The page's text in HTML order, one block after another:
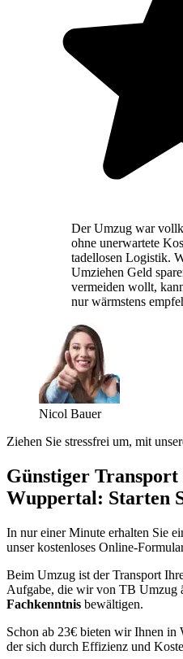
Der Umzug war
ohne unerwartete
tadellosen Logistik.
Umziehen Geld
vermeiden wollt,
nur wärmstens
Nicol Bauer
Ziehen Sie stressfrei um, mit
Günstiger
Wuppertal: Starten
In nur einer Minute erhalten Sie
unser kostenloses Online-
Beim Umzug ist der Transport
Aufgabe, die wir von TB Umzug
Fachkenntnis bewältigen.
Schon ab 23€ bieten wir Ihnen in
der sich durch Effizienz und